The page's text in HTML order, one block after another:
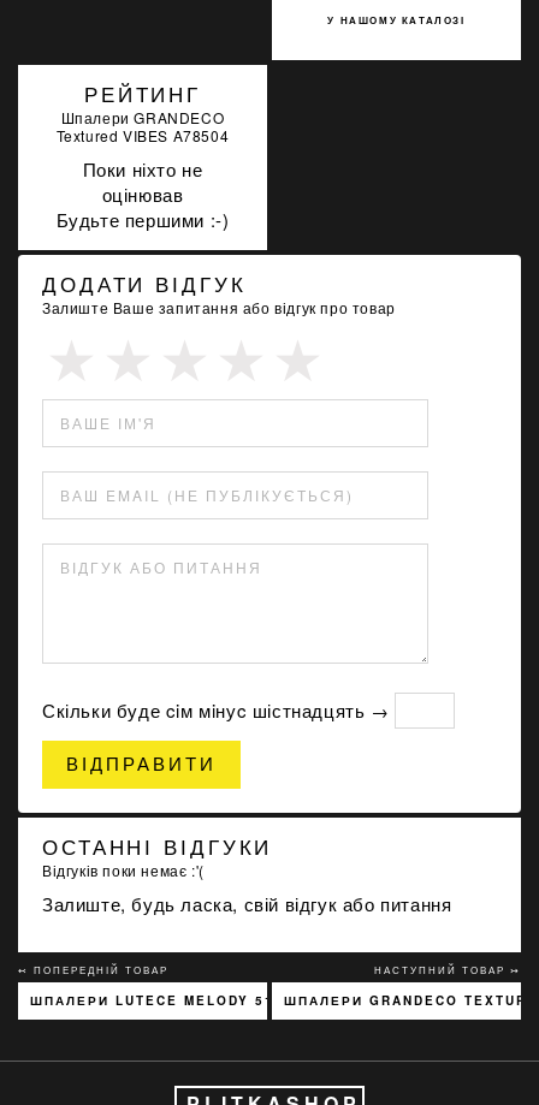
У НАШОМУ КАТАЛОЗІ
РЕЙТИНГ
Шпалери GRANDECO
Textured VIBES A78504
Поки ніхто не
оцінював
Будьте першими :-)
ДОДАТИ ВІДГУК
Залиште Ваше запитання або відгук про товар
ВАШЕ ІМ'Я
ВАШ EMAIL (НЕ ПУБЛІКУЄТЬСЯ)
ВІДГУК АБО ПИТАННЯ
Скільки буде ciм мiнуc шістнадцять →
ВІДПРАВИТИ
ОСТАННІ ВІДГУКИ
Відгуків поки немає :'(
Залиште, будь ласка, свій відгук або питання
↢ ПОПЕРЕДНІЙ ТОВАР
ШПАЛЕРИ LUTECE MELODY 51197301
НАСТУПНИЙ ТОВАР ↣
ШПАЛЕРИ GRANDECO